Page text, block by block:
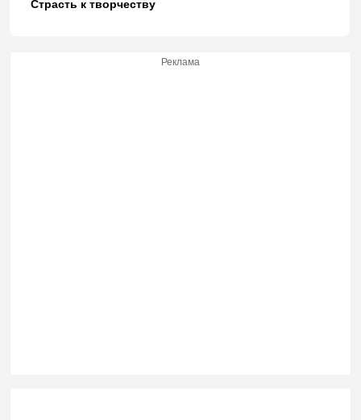
Страсть к творчеству
Реклама